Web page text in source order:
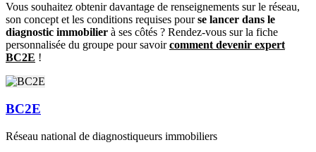
Vous souhaitez obtenir davantage de renseignements sur le réseau,
son concept et les conditions requises pourse lancer dans le
diagnostic immobilier à ses côtés ? Rendez-vous sur la fiche
personnalisée du groupe pour savoircomment devenir expert
BC2E !
BC2E
Réseau national de diagnostiqueurs immobiliers